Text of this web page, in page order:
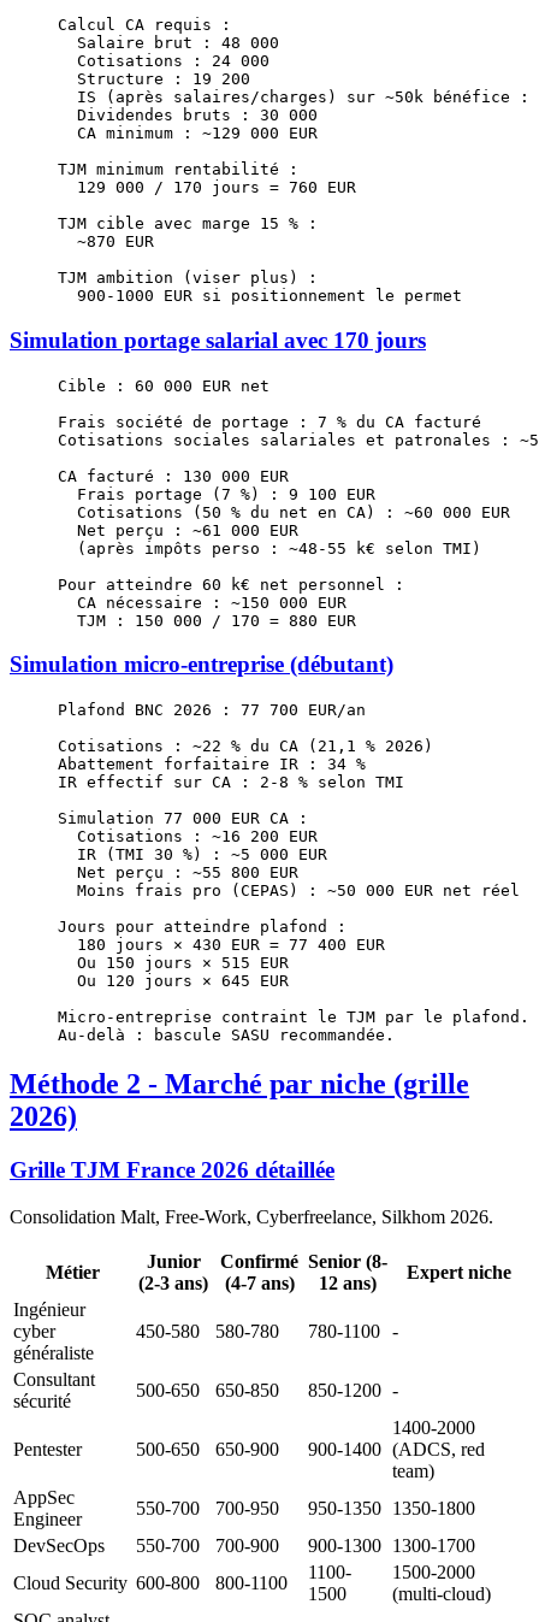
Calcul CA requis :
  Salaire brut : 48 000
  Cotisations : 24 000
  Structure : 19 200
IS (après salaires/charges) sur ~50k bénéfice :
  Dividendes bruts : 30 000
  CA minimum : ~129 000 EUR
TJM minimum rentabilité :
  129 000 / 170 jours = 760 EUR
TJM cible avec marge 15 % :
  ~870 EUR
TJM ambition (viser plus) :
  900-1000 EUR si positionnement le permet
Simulation portage salarial avec 170 jours
Cible : 60 000 EUR net
Frais société de portage : 7 % du CA facturé
Cotisations sociales salariales et patronales : ~50
CA facturé : 130 000 EUR
  Frais portage (7 %) : 9 100 EUR
  Cotisations (50 % du net en CA) : ~60 000 EUR
  Net perçu : ~61 000 EUR
  (après impôts perso : ~48-55 k€ selon TMI)
Pour atteindre 60 k€ net personnel :
  CA nécessaire : ~150 000 EUR
  TJM : 150 000 / 170 = 880 EUR
Simulation micro-entreprise (débutant)
Plafond BNC 2026 : 77 700 EUR/an
Cotisations : ~22 % du CA (21,1 % 2026)
Abattement forfaitaire IR : 34 %
IR effectif sur CA : 2-8 % selon TMI
Simulation 77 000 EUR CA :
  Cotisations : ~16 200 EUR
  IR (TMI 30 %) : ~5 000 EUR
  Net perçu : ~55 800 EUR
  Moins frais pro (CEPAS) : ~50 000 EUR net réel
Jours pour atteindre plafond :
  180 jours × 430 EUR = 77 400 EUR
  Ou 150 jours × 515 EUR
  Ou 120 jours × 645 EUR
Micro-entreprise contraint le TJM par le plafond.
Au-delà : bascule SASU recommandée.
Méthode 2 - Marché par niche (grille
2026)
Grille TJM France 2026 détaillée
Consolidation Malt, Free-Work, Cyberfreelance, Silkhom 2026.
Métier
Junior
(2-3 ans)
Confirmé
(4-7 ans)
Senior (8-
12 ans)
Expert niche
Ingénieur
cyber
généraliste
450-580 580-780 780-1100 -
Consultant
sécurité
500-650 650-850 850-1200 -
Pentester 500-650 650-900 900-1400
1400-2000
(ADCS, red
team)
AppSec
Engineer
550-700 700-950 950-1350 1350-1800
DevSecOps
550-700 700-900 900-1300 1300-1700
Cloud Security 600-800 800-1100
1100-
1500
1500-2000
(multi-cloud)